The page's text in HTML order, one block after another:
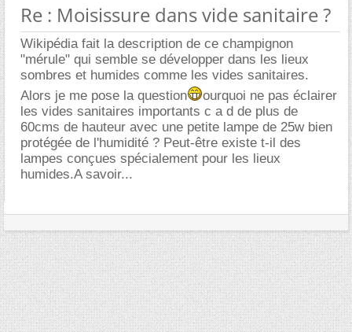
Re : Moisissure dans vide sanitaire ?
Wikipédia fait la description de ce champignon
"mérule" qui semble se développer dans les lieux
sombres et humides comme les vides sanitaires.
Alors je me pose la question
ourquoi ne pas éclairer
les vides sanitaires importants c a d de plus de
60cms de hauteur avec une petite lampe de 25w bien
protégée de l'humidité ? Peut-être existe t-il des
lampes conçues spécialement pour les lieux
humides.A savoir...